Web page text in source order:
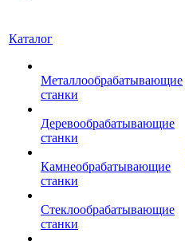
Каталог
Металлообрабатывающие
станки
Деревообрабатывающие
станки
Камнеобрабатывающие
станки
Стеклообрабатывающие
станки